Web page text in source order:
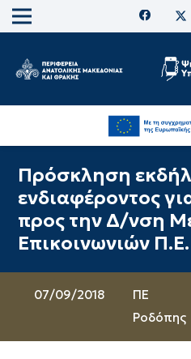
Πρόσκληση
ενδιαφέροντος
προς την Δ/νση
Επικοινωνιών
07/09/2018
ΠΕ
Ροδόπης